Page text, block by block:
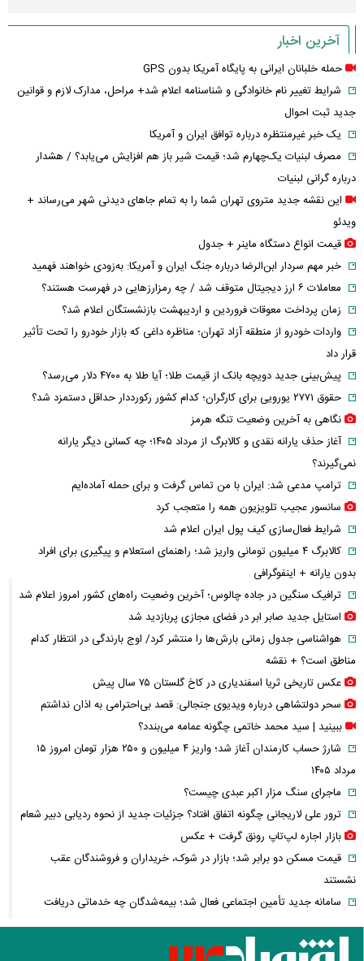
آخرین اخبار
حمله خلبانان ایرانی به پایگاه آمریکا بدون GPS
شرایط تغییر نام خانوادگی و شناسنامه اعلام شد+ مراحل، مدارک لازم و قوانین
جدید ثبت احوال
یک خبر غیرمنتظره درباره توافق ایران و آمریکا
مصرف لبنیات یک‌چهارم شد؛ قیمت شیر باز هم افزایش می‌یابد؟ / هشدار
درباره گرانی لبنیات
این نقشه جدید متروی تهران شما را به تمام جاهای دیدنی شهر می‌رساند +
ویدئو
قیمت انواع دستگاه ماینر + جدول
خبر مهم سردار ابن‌الرضا درباره جنگ ایران و آمریکا: به‌زودی خواهند فهمید
معاملات ۶ ارز دیجیتال متوقف شد / چه رمزارزهایی در فهرست هستند؟
زمان پرداخت معوقات فروردین و اردیبهشت بازنشستگان اعلام شد؟
واردات خودرو از منطقه آزاد تهران؛ مناظره داغی که بازار خودرو را تحت تأثیر
قرار داد
پیش‌بینی جدید دویچه‌ بانک از قیمت طلا؛ آیا طلا به ۴۷۰۰ دلار می‌رسد؟
حقوق ۲۷۷۱ یورویی برای کارگران؛ کدام کشور رکورددار حداقل دستمزد شد؟
نگاهی به آخرین وضعیت تنگه هرمز
آغاز حذف یارانه نقدی و کالابرگ از مرداد ۱۴۰۵؛ چه کسانی دیگر یارانه
نمی‌گیرند؟
ترامپ مدعی شد: ایران با من تماس گرفت و برای حمله آماده‌ایم
سانسور عجیب تلویزیون همه را متعجب کرد
شرایط فعال‌سازی کیف پول ایران اعلام شد
کالابرگ ۴ میلیون تومانی واریز شد؛ راهنمای استعلام و پیگیری برای افراد
بدون یارانه + اینفوگرافی
ترافیک سنگین در جاده چالوس؛ آخرین وضعیت راه‌های کشور امروز اعلام شد
استایل جدید صابر ابر در فضای مجازی پربازدید شد
هواشناسی جدول زمانی بارش‌ها را منتشر کرد/ اوج بارندگی در انتظار کدام
مناطق است؟ + نقشه
عکس تاریخی ثریا اسفندیاری در کاخ گلستان ۷۵ سال پیش
سحر دولتشاهی درباره ویدیوی جنجالی: قصد بی‌احترامی به اذان نداشتم
ببینید | سید محمد خاتمی چگونه عمامه می‌بندد؟
شارژ حساب کارمندان آغاز شد؛ واریز ۴ میلیون و ۲۵۰ هزار تومان امروز ۱۵
مرداد ۱۴۰۵
ماجرای سنگ مزار اکبر عبدی چیست؟
ترور علی لاریجانی چگونه اتفاق افتاد؟ جزئیات جدید از نحوه ردیابی دبیر شعام
بازار اجاره لپ‌تاپ رونق گرفت + عکس
قیمت مسکن دو برابر شد؛ بازار در شوک، خریداران و فروشندگان عقب
نشستند
سامانه جدید تأمین اجتماعی فعال شد؛ بیمه‌شدگان چه خدماتی دریافت
می‌کنند؟
اولین تصاویر از حادثه بالگرد حامل ترامپ منتشر شد